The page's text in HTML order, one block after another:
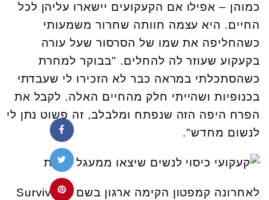
כמוהן – אפילו אם הקעקועים יישארו עליהן לכל
החיים. היא עצמה חוותה שחרור משמעותי
כשהחליפה את שמו של הסרסור שעל עורה
בקעקוע שעוזר לה להחלים. "בבוקר למחרת
כשהסתכלתי במראה כבר לא הזכירו לי שעבדתי
בכנופיות ושהייתי חלק מהחיים האלה. לקבל את
הפרח היפה הזה שנפתח ומלבלב, זה פשוט נתן לי
לנשום מחדש".
לאחרונה קמפטון הקימה ארגון בשםSurvivor's